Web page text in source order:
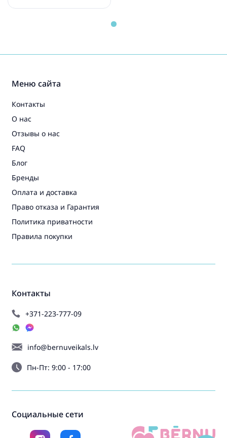
Контакты
+371-223-777-09
info@bernuveikals.lv
Пн-Пт: 9:00 - 17:00
Меню сайта
Контакты
О нас
Отзывы о нас
FAQ
Блог
Бренды
Оплата и доставка
Право отказа и Гарантия
Политика приватности
Правила покупки
Социальные сети